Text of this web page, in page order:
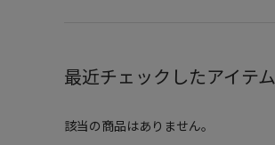
最近チェックしたアイテム
該当の商品はありません。